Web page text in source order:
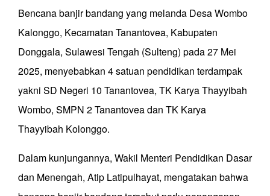
Bencana banjir bandang yang melanda Desa Wombo
Kalonggo, Kecamatan Tanantovea, Kabupaten
Donggala, Sulawesi Tengah (Sulteng) pada 27 Mei
2025, menyebabkan 4 satuan pendidikan terdampak
yakni SD Negeri 10 Tanantovea, TK Karya Thayyibah
Wombo, SMPN 2 Tanantovea dan TK Karya
Thayyibah Kolonggo.
Dalam kunjungannya, Wakil Menteri Pendidikan Dasar
dan Menengah, Atip Latipulhayat, mengatakan bahwa